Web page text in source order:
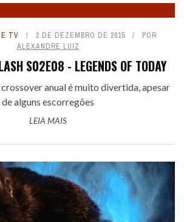
E TV 2 DE DEZEMBRO DE 2015
POR
ALEXANDRE LUIZ
S02E08 - LEGENDS OF TODAY
anual é muito divertida, apesar
de alguns escorregões
LEIA MAIS